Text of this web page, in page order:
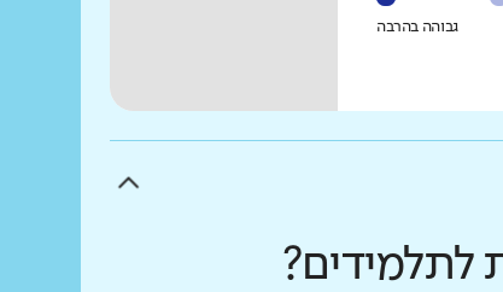
גבוהה בהרבה
לתלמידים?